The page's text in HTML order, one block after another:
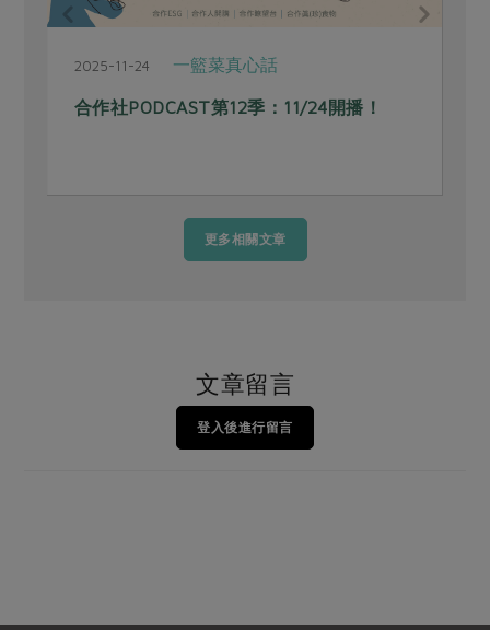
2025-11-24 一籃菜真心話
合作社PODCAST第12季：11/24開播！
更多相關文章
文章留言
登入後進行留言